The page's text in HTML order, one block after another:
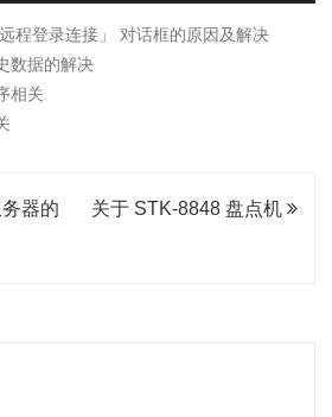
程登录连接」 对话框的原因及解决
数据的解决
相关
器的
关于 STK-8848 盘点机